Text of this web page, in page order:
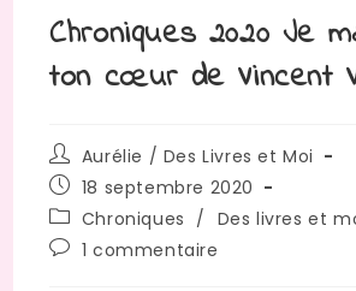
Chroniques 2020 Je
ton cœur de Vincent
Auteur/autrice
de
la
publication :
Aurélie / Des Livres et Moi
Publication
publiée :
18 septembre 2020
Post
category:
Chroniques / Des livres et
Commentaires
1 commentaire